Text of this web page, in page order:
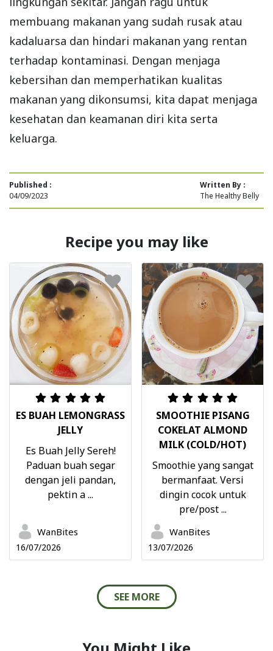
membuang makanan yang sudah rusak atau
kadaluarsa dan hindari makanan yang rentan
terhadap kontaminasi. Dengan menjaga
kebersihan dan memperhatikan kualitas
makanan yang dikonsumsi, kita dapat menjaga
kesehatan dan keamanan diri kita serta
keluarga.
Published :
04/09/2023
Written By :
The Healthy Belly
Recipe you may like
ES BUAH LEMONGRASS
JELLY
Es Buah Jelly Sereh!
Paduan buah segar
dengan jeli pandan,
pektin a ...
WanBites
16/07/2026
SMOOTHIE PISANG
COKELAT ALMOND
MILK (COLD/HOT)
Smoothie yang sangat
bermanfaat. Versi
dingin cocok untuk
pre/post ...
WanBites
13/07/2026
SEE MORE